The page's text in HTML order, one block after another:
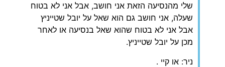
שלי מהנסיעה הזאת אני חושב, אבל אני לא בטוח
שעלה, אני חושב גם הוא שאל על יובל שטייניץ
אבל אני לא בטוח שהוא שאל בנסיעה או לאחר
מכן על יובל שטייניץ.
ניר: או קיי .